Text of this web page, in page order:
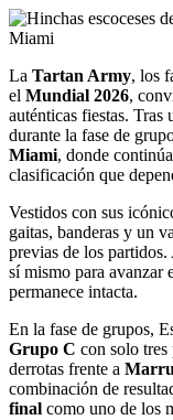
La Tartan Army, los
el Mundial 2026,
auténticas fiestas. Tras
durante la fase de
Miami, donde
clasificación que
Vestidos con sus
gaitas, banderas y un
previas de los
sí mismo para avanzar
permanece intacta.
En la fase de grupos,
Grupo C con solo tres
derrotas frente a
combinación de
final como uno de los